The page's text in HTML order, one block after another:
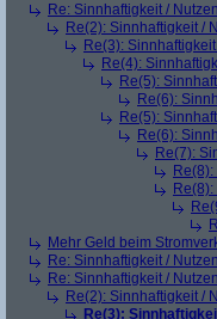
Re: Sinnhaftigkeit /
Re(2): Sinnhaftigkeit /
Re(3):
Re(4):
Re(5):
Re(6):
Re(5):
Re(6):
Re(7):
Mehr Geld beim
Re: Sinnhaftigkeit /
Re: Sinnhaftigkeit /
Re(2): Sinnhaftigkeit /
Re(3):